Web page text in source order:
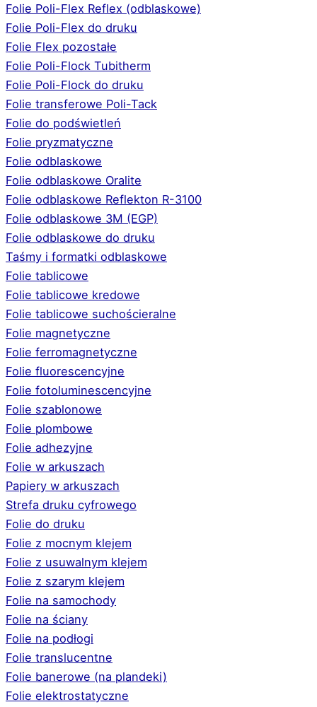
Folie Poli-Flex Reflex (odblaskowe)
Folie Poli-Flex do druku
Folie Flex pozostałe
Folie Poli-Flock Tubitherm
Folie Poli-Flock do druku
Folie transferowe Poli-Tack
Folie do podświetleń
Folie pryzmatyczne
Folie odblaskowe
Folie odblaskowe Oralite
Folie odblaskowe Reflekton R-3100
Folie odblaskowe 3M (EGP)
Folie odblaskowe do druku
Taśmy i formatki odblaskowe
Folie tablicowe
Folie tablicowe kredowe
Folie tablicowe suchościeralne
Folie magnetyczne
Folie ferromagnetyczne
Folie fluorescencyjne
Folie fotoluminescencyjne
Folie szablonowe
Folie plombowe
Folie adhezyjne
Folie w arkuszach
Papiery w arkuszach
Strefa druku cyfrowego
Folie do druku
Folie z mocnym klejem
Folie z usuwalnym klejem
Folie z szarym klejem
Folie na samochody
Folie na ściany
Folie na podłogi
Folie translucentne
Folie banerowe (na plandeki)
Folie elektrostatyczne